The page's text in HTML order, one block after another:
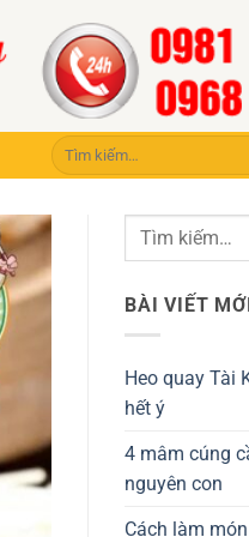
Tìm
kiếm:
BÀI VIẾT
Heo quay Tài
hết ý
4 mâm cúng
nguyên con
Cách làm